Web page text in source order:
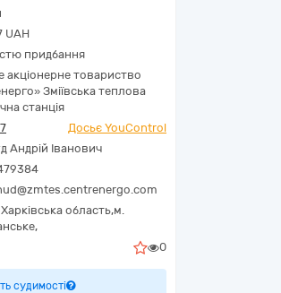
UAH
придбання
акціонерне товариство
Зміївська теплова
станція
Досьє YouControl
Андрій Іванович
Харківська область,м.
0
судимості